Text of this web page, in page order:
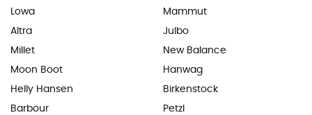
Lowa
Altra
Millet
Moon Boot
Helly Hansen
Barbour
Mammut
Julbo
New Balance
Hanwag
Birkenstock
Petzl